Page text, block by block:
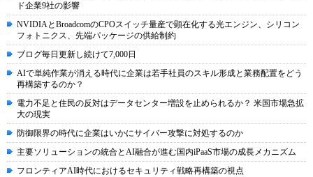
ド企業9社の影響
NVIDIAとBroadcomのCPOスイッチ量産で顕在化する光エンジン、シリコン
フォトニクス、先端パッケージの供給制約
ブログ毎日更新し続けて7,000日
AIで単純作業が消える時代に企業は若手社員のスキル形成と業務配置をどう
再構築するのか？
電力不足と住民の反対はデータセンター増設を止められるか？ 米国市場急拡
大の現実
防御限界の時代に企業はいかにサイバー攻撃に対処するのか
主要ソリューションの統合とAI融合が進む国内iPaaS市場の成長メカニズム
フロンティアAI時代におけるセキュリティ戦略再構築の視点